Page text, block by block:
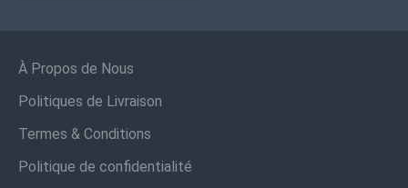
À Propos de Nous
Politiques de Livraison
Termes & Conditions
Politique de confidentialité